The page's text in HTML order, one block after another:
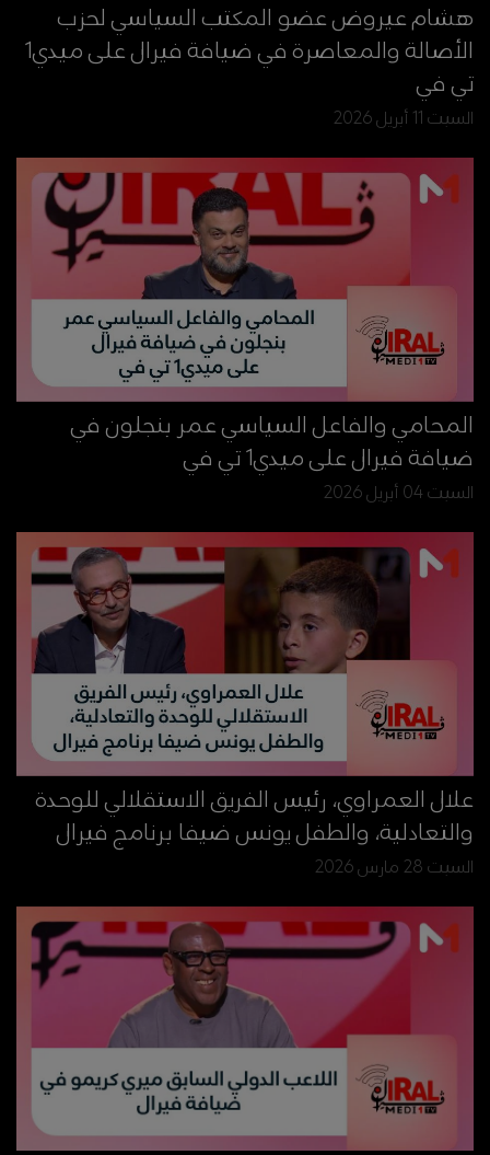
هشام عيروض عضو المكتب السياسي لحزب
الأصالة والمعاصرة في ضيافة فيرال على ميدي1
تي في
السبت 11 أبريل 2026
المحامي والفاعل السياسي عمر بنجلون في
ضيافة فيرال على ميدي1 تي في
السبت 04 أبريل 2026
علال العمراوي، رئيس الفريق الاستقلالي للوحدة
والتعادلية، والطفل يونس ضيفا برنامج فيرال
السبت 28 مارس 2026